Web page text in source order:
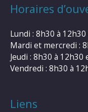
Horaires
Lundi : 8h30 à
Mardi et mercredi :
Jeudi : 8h30 à
Vendredi : 8h30 à
Liens